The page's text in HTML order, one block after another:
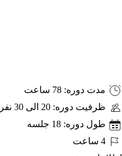
PMP
Exam
Preparation
مدت دوره: 78 ساعت
ظرفیت دوره: 20 الی 30 نفر
طول دوره: 18 جلسه
4 ساعت